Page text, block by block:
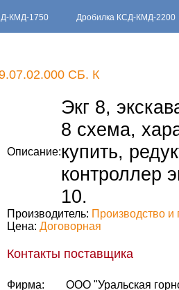
КМД-1750 Дробилка КСД-КМД-2200
СБ. К
Описание:
Экг 8,
8 схема,
купить,
контроллер
10.
Производитель: Производство и
Цена: Договорная
Контакты поставщика
Фирма:
ООО "Уральская